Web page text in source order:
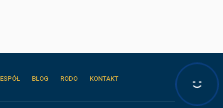
BLOG RODO KONTAKT